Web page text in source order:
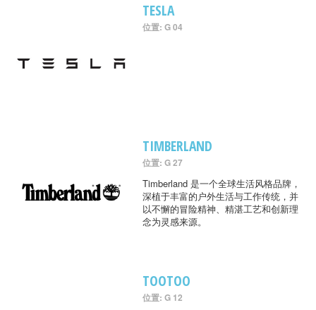
TESLA
位置: G 04
TIMBERLAND
位置: G 27
Timberland 是一个全球生活风格品牌，
深植于丰富的户外生活与工作传统，并
以不懈的冒险精神、精湛工艺和创新理
念为灵感来源。
TOOTOO
位置: G 12